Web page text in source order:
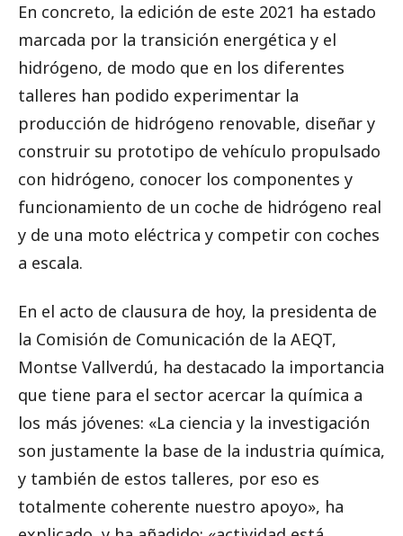
En concreto, la edición de este 2021 ha estado
marcada por la transición energética y el
hidrógeno, de modo que en los diferentes
talleres han podido experimentar la
producción de hidrógeno renovable, diseñar y
construir su prototipo de vehículo propulsado
con hidrógeno, conocer los componentes y
funcionamiento de un coche de hidrógeno real
y de una moto eléctrica y competir con coches
a escala.
En el acto de clausura de hoy, la presidenta de
la Comisión de Comunicación de la AEQT,
Montse Vallverdú, ha destacado la importancia
que tiene para el sector acercar la química a
los más jóvenes: «La ciencia y la investigación
son justamente la base de la industria química,
y también de estos talleres, por eso es
totalmente coherente nuestro apoyo», ha